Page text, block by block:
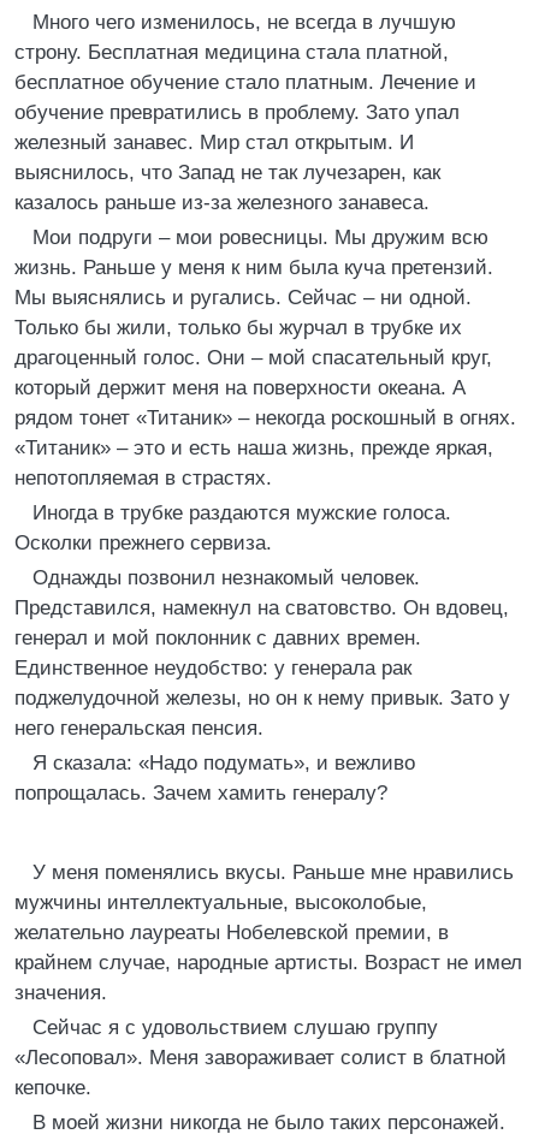
Много чего изменилось, не всегда в лучшую
строну. Бесплатная медицина стала платной,
бесплатное обучение стало платным. Лечение и
обучение превратились в проблему. Зато упал
железный занавес. Мир стал открытым. И
выяснилось, что Запад не так лучезарен, как
казалось раньше из-за железного занавеса.
Мои подруги – мои ровесницы. Мы дружим всю
жизнь. Раньше у меня к ним была куча претензий.
Мы выяснялись и ругались. Сейчас – ни одной.
Только бы жили, только бы журчал в трубке их
драгоценный голос. Они – мой спасательный круг,
который держит меня на поверхности океана. А
рядом тонет «Титаник» – некогда роскошный в огнях.
«Титаник» – это и есть наша жизнь, прежде яркая,
непотопляемая в страстях.
Иногда в трубке раздаются мужские голоса.
Осколки прежнего сервиза.
Однажды позвонил незнакомый человек.
Представился, намекнул на сватовство. Он вдовец,
генерал и мой поклонник с давних времен.
Единственное неудобство: у генерала рак
поджелудочной железы, но он к нему привык. Зато у
него генеральская пенсия.
Я сказала: «Надо подумать», и вежливо
попрощалась. Зачем хамить генералу?
У меня поменялись вкусы. Раньше мне нравились
мужчины интеллектуальные, высоколобые,
желательно лауреаты Нобелевской премии, в
крайнем случае, народные артисты. Возраст не имел
значения.
Сейчас я с удовольствием слушаю группу
«Лесоповал». Меня завораживает солист в блатной
кепочке.
В моей жизни никогда не было таких персонажей.